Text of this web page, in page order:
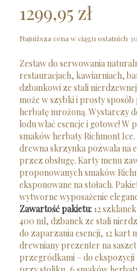
1299,95 zł
Najniższa cena w ciągu ostatnich
Zestaw do serwowania
restauracjach, kawiarniach,
dzbankowi ze stali
może w szybki i prosty
herbatę mrożoną. Wystarczy
lodu wlać esencje i gotowe! W
smaków herbaty Richmont
drewna skrzynka pozwala na
przez obsługę. Karty menu
proponowanych smaków
eksponowane na stołach.
wytworne wyposażenie
Zawartość pakietu: 12
400 ml, dzbanek ze stali
do zaparzania esencji, 12 kart
drewniany prezenter na
przegródkami – do